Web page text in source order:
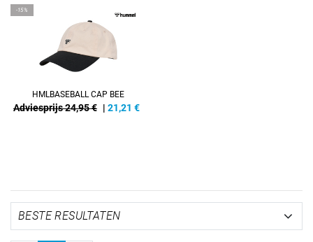
-15%
HMLBASEBALL CAP BEE
Adviesprijs 24,95 € | 21,21 €